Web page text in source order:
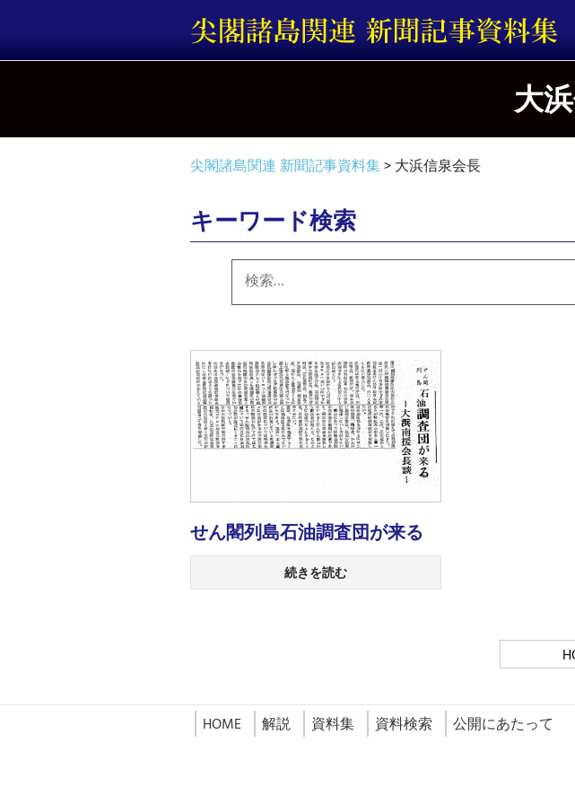
テ
ス
大
尖閣諸島関連 新聞記事資料集>大浜信泉会長
キーワード検索
索:
せん閣列島石油調査団が来る
続きを読む
HOME 解説 資料集 資料検索 公開にあたって